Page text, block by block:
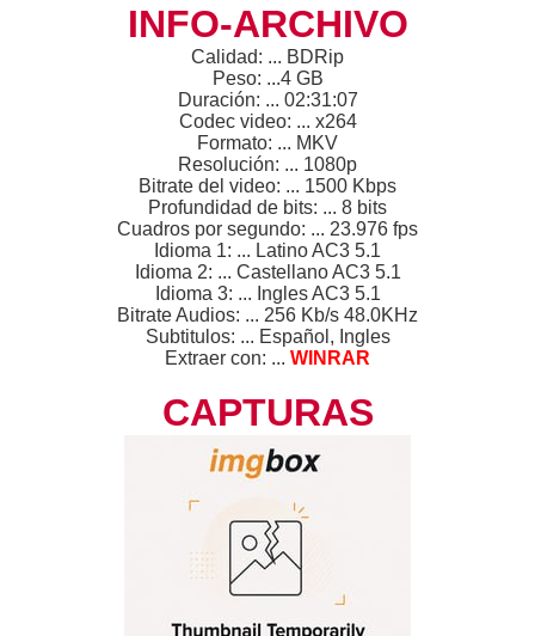
INFO-ARCHIVO
Calidad: ... BDRip
Peso: ...4 GB
Duración: ... 02:31:07
Codec video: ... x264
Formato: ... MKV
Resolución: ... 1080p
Bitrate del video: ... 1500 Kbps
Profundidad de bits: ... 8 bits
Cuadros por segundo: ... 23.976 fps
Idioma 1: ... Latino AC3 5.1
Idioma 2: ... Castellano AC3 5.1
Idioma 3: ... Ingles AC3 5.1
Bitrate Audios: ... 256 Kb/s 48.0KHz
Subtitulos: ... Español, Ingles
Extraer con: ... WINRAR
CAPTURAS